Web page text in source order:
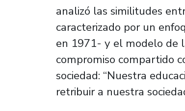
analizó las similitudes
caracterizado por un
en 1971- y el modelo de
compromiso compartido
sociedad: “Nuestra
retribuir a nuestra